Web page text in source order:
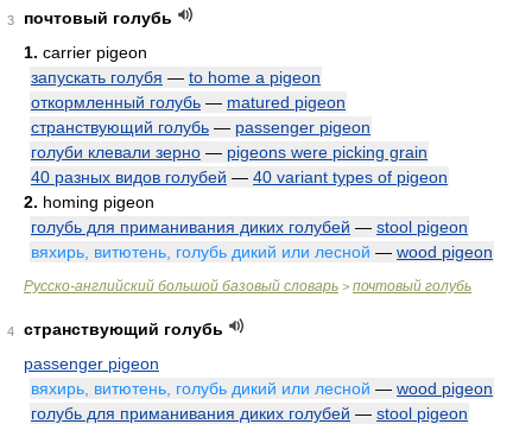
3
почтовый голубь
1. carrier pigeon
запускать голубя — to home a pigeon
откормленный голубь — matured pigeon
странствующий голубь — passenger pigeon
голуби клевали зерно — pigeons were picking grain
40 разных видов голубей — 40 variant types of pigeon
2. homing pigeon
голубь для приманивания диких голубей — stool pigeon
вяхирь, витютень, голубь дикий или лесной — wood pigeon
Русско-английский большой базовый словарь > почтовый голубь
4
странствующий голубь
passenger pigeon
вяхирь, витютень, голубь дикий или лесной — wood pigeon
голубь для приманивания диких голубей — stool pigeon